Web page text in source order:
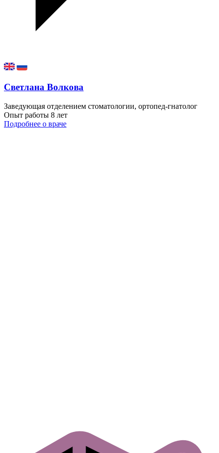
Светлана Волкова
Заведующая отделением стоматологии, ортопед-гнатолог
Опыт работы 8 лет
Подробнее о враче